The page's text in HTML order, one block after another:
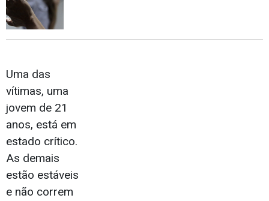
Uma das
vítimas, uma
jovem de 21
anos, está em
estado crítico.
As demais
estão estáveis
e não correm